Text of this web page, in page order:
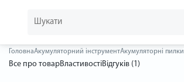
ГоловнаАкумуляторний інструментАкумуляторні пилки
Все про товарВластивостіВідгуків (1)